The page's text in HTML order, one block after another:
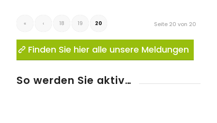
Seite 20 von 20
« ‹ 18 19 20
Finden Sie hier alle unsere Meldungen
So werden Sie aktiv…